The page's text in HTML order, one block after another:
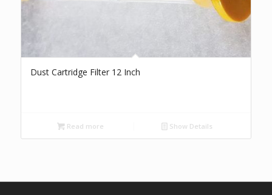
Dust Cartridge Filter 12 Inch
Read more Show Details